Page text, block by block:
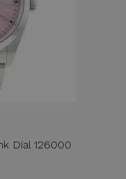
Dial 126000